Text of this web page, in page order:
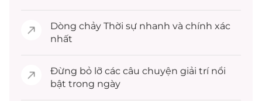
Dòng chảy Thời sự nhanh và chính xác
nhất
Đừng bỏ lỡ các câu chuyện giải trínổi
bật trong ngày